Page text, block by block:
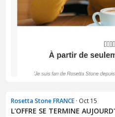
Rosetta Stone FRANCE · Oct 15
L'OFFRE SE TERMINE